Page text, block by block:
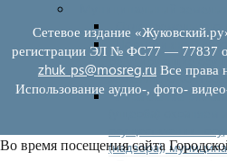
Отдел земельного
Нормативно-
регулирующие
земельного
Управление
(надзора),
Сетевое издание
регистрации ЭЛ № ФС77 — 77837
zhuk_ps@mosreg.ru Все права
Использование аудио-, фото-
Во время посещения сайта